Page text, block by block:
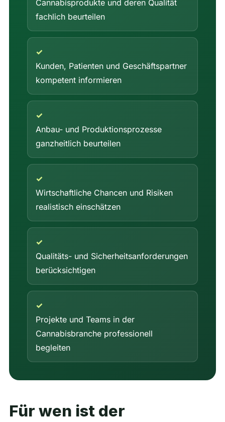
Cannabisprodukte und deren Qualität
fachlich beurteilen
✓
Kunden, Patienten und Geschäftspartner
kompetent informieren
✓
Anbau- und Produktionsprozesse
ganzheitlich beurteilen
✓
Wirtschaftliche Chancen und Risiken
realistisch einschätzen
✓
Qualitäts- und Sicherheitsanforderungen
berücksichtigen
✓
Projekte und Teams in der
Cannabisbranche professionell
begleiten
Für wen ist der